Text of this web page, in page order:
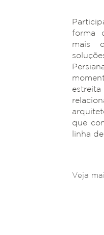
forma
mais
que
linha
Veja